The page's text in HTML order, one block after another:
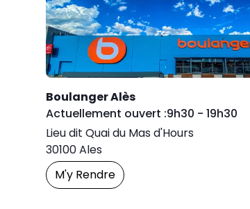
Boulanger Alès
Actuellement ouvert :Day of the Week
9h30 - 19h30
Lieu dit Quai du Mas d'Hours
30100Ales
M'y Rendre
Prendre Un Rendez-Vous